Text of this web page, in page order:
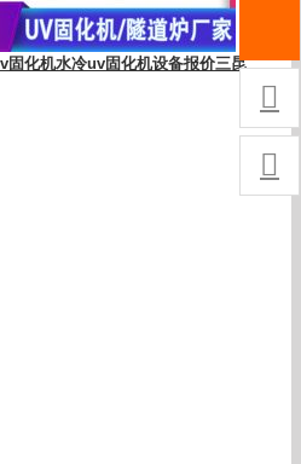
固化机水冷uv固化机设备报价三昆

